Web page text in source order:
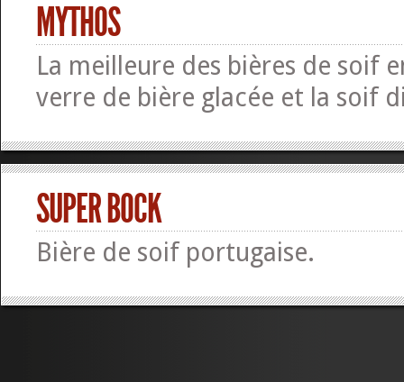
MYTHOS
La meilleure des bières de soif
verre de bière glacée et la soif
SUPER BOCK
Bière de soif portugaise.